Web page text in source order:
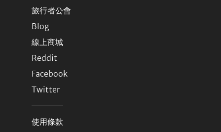
旅行者公會
Blog
線上商城
Reddit
Facebook
Twitter
使用條款